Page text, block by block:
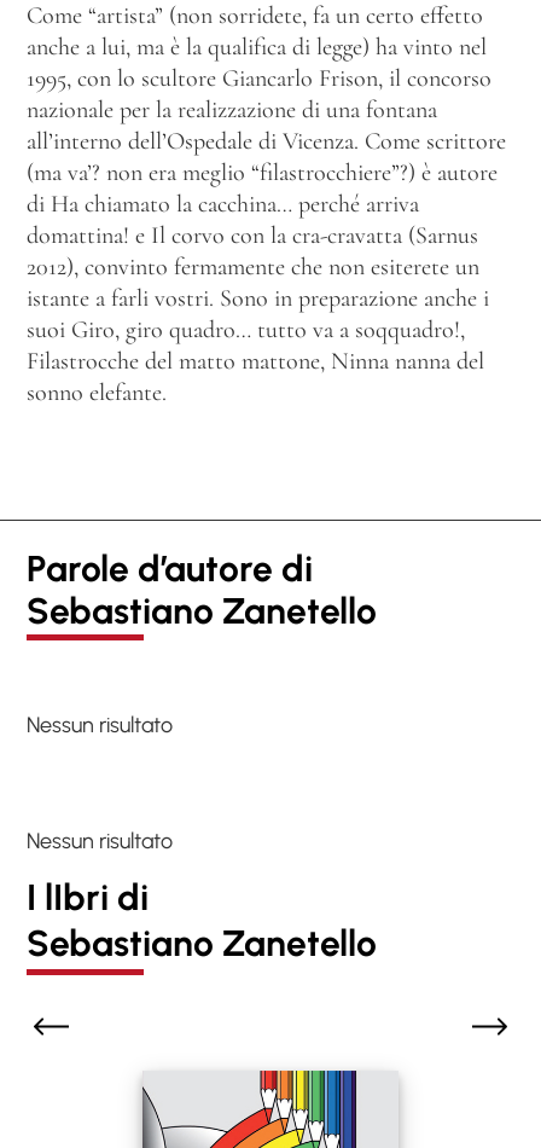
Come “artista” (non sorridete, fa un certo effetto
anche a lui, ma è la qualifica di legge) ha vinto nel
1995, con lo scultore Giancarlo Frison, il concorso
nazionale per la realizzazione di una fontana
all’interno dell’Ospedale di Vicenza. Come scrittore
(ma va’? non era meglio “filastrocchiere”?) è autore
di Ha chiamato la cacchina… perché arriva
domattina! e Il corvo con la cra-cravatta (Sarnus
2012), convinto fermamente che non esiterete un
istante a farli vostri. Sono in preparazione anche i
suoi Giro, giro quadro… tutto va a soqquadro!,
Filastrocche del matto mattone, Ninna nanna del
sonno elefante.
Parole d’autore di
Sebastiano Zanetello
Nessun risultato
Nessun risultato
I lIbri di
Sebastiano Zanetello